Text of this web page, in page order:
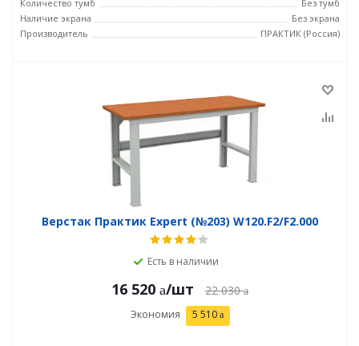
Количество тумб
Без тумб
Наличие экрана
Без экрана
Производитель
ПРАКТИК (Россия)
Верстак Практик Expert (№203) W120.F2/F2.000
Есть в наличии
16 520 /шт 22 030
Экономия 5 510